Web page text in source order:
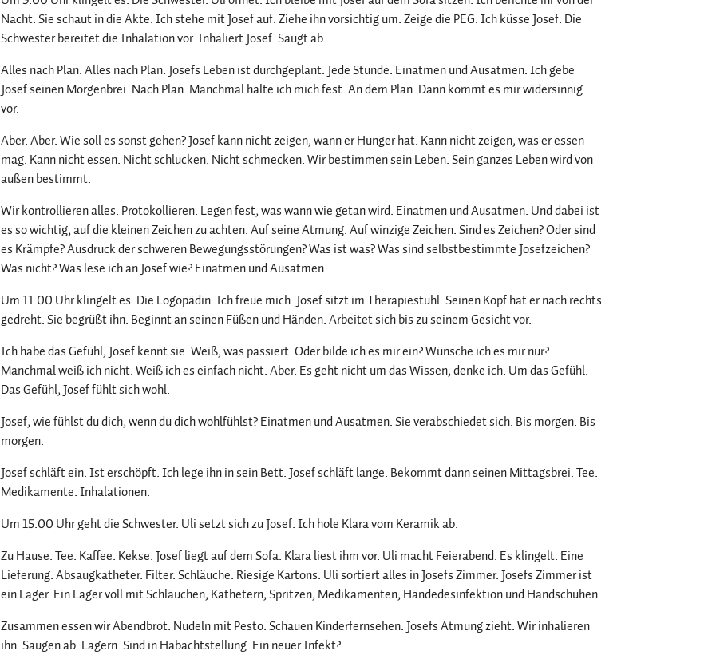
Nacht. Sie schaut in die Akte. Ich stehe mit Josef auf. Ziehe ihn vorsichtig um. Zeige die PEG. Ich küsse Josef. Die
Schwester bereitet die Inhalation vor. Inhaliert Josef. Saugt ab.
Alles nach Plan. Alles nach Plan. Josefs Leben ist durchgeplant. Jede Stunde. Einatmen und Ausatmen. Ich gebe
Josef seinen Morgenbrei. Nach Plan. Manchmal halte ich mich fest. An dem Plan. Dann kommt es mir widersinnig
vor.
Aber. Aber. Wie soll es sonst gehen? Josef kann nicht zeigen, wann er Hunger hat. Kann nicht zeigen, was er essen
mag. Kann nicht essen. Nicht schlucken. Nicht schmecken. Wir bestimmen sein Leben. Sein ganzes Leben wird von
außen bestimmt.
Wir kontrollieren alles. Protokollieren. Legen fest, was wann wie getan wird. Einatmen und Ausatmen. Und dabei ist
es so wichtig, auf die kleinen Zeichen zu achten. Auf seine Atmung. Auf winzige Zeichen. Sind es Zeichen? Oder sind
es Krämpfe? Ausdruck der schweren Bewegungsstörungen? Was ist was? Was sind selbstbestimmte Josefzeichen?
Was nicht? Was lese ich an Josef wie? Einatmen und Ausatmen.
Um 11.00 Uhr klingelt es. Die Logopädin. Ich freue mich. Josef sitzt im Therapiestuhl. Seinen Kopf hat er nach rechts
gedreht. Sie begrüßt ihn. Beginnt an seinen Füßen und Händen. Arbeitet sich bis zu seinem Gesicht vor.
Ich habe das Gefühl, Josef kennt sie. Weiß, was passiert. Oder bilde ich es mir ein? Wünsche ich es mir nur?
Manchmal weiß ich nicht. Weiß ich es einfach nicht. Aber. Es geht nicht um das Wissen, denke ich. Um das Gefühl.
Das Gefühl, Josef fühlt sich wohl.
Josef, wie fühlst du dich, wenn du dich wohlfühlst? Einatmen und Ausatmen. Sie verabschiedet sich. Bis morgen. Bis
morgen.
Josef schläft ein. Ist erschöpft. Ich lege ihn in sein Bett. Josef schläft lange. Bekommt dann seinen Mittagsbrei. Tee.
Medikamente. Inhalationen.
Um 15.00 Uhr geht die Schwester. Uli setzt sich zu Josef. Ich hole Klara vom Keramik ab.
Zu Hause. Tee. Kaffee. Kekse. Josef liegt auf dem Sofa. Klara liest ihm vor. Uli macht Feierabend. Es klingelt. Eine
Lieferung. Absaugkatheter. Filter. Schläuche. Riesige Kartons. Uli sortiert alles in Josefs Zimmer. Josefs Zimmer ist
ein Lager. Ein Lager voll mit Schläuchen, Kathetern, Spritzen, Medikamenten, Händedesinfektion und Handschuhen.
Zusammen essen wir Abendbrot. Nudeln mit Pesto. Schauen Kinderfernsehen. Josefs Atmung zieht. Wir inhalieren
ihn. Saugen ab. Lagern. Sind in Habachtstellung. Ein neuer Infekt?